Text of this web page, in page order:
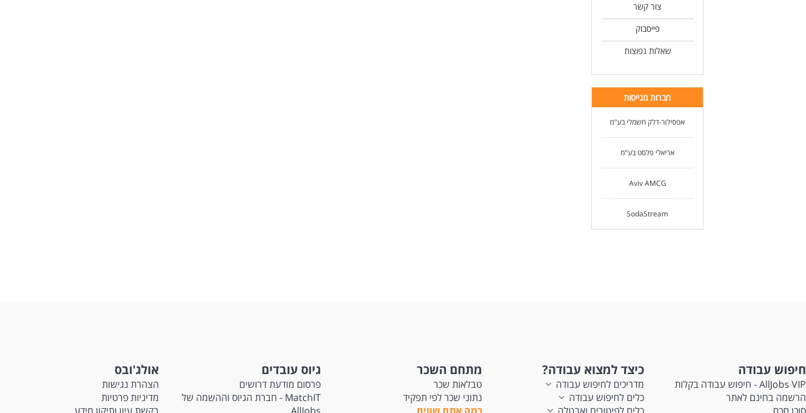
צור קשר
פייסבוק
שאלות נפוצות
חברות מגייסות
אפסילור-דלק חשמלי בע"מ
אריאלי פלסט בע"מ
Aviv AMCG
SodaStream
חיפוש עבודה
AllJobs VIP - חיפוש עבודה בקלות
הרשמה בחינם לאתר
כיצד למצוא עבודה?
מדריכים לחיפוש עבודה
כלים לחיפוש עבודה
מתחם השכר
טבלאות שכר
נתוני שכר לפי תפקיד
גיוס עובדים
פרסום מודעת דרושים
MatchIT - חברת הגיוס וההשמה של
אולג'ובס
הצהרת נגישות
מדיניות פרטיות